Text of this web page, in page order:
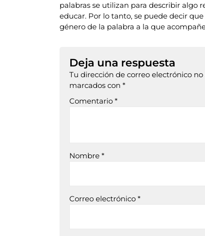
palabras se utilizan para describir algo
educar. Por lo tanto, se puede decir
género de la palabra a la que
Deja una respuesta
Tu dirección de correo electrónico no
marcados con *
Comentario *
Nombre *
Correo electrónico *